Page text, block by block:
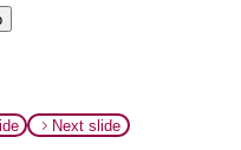
Next slide